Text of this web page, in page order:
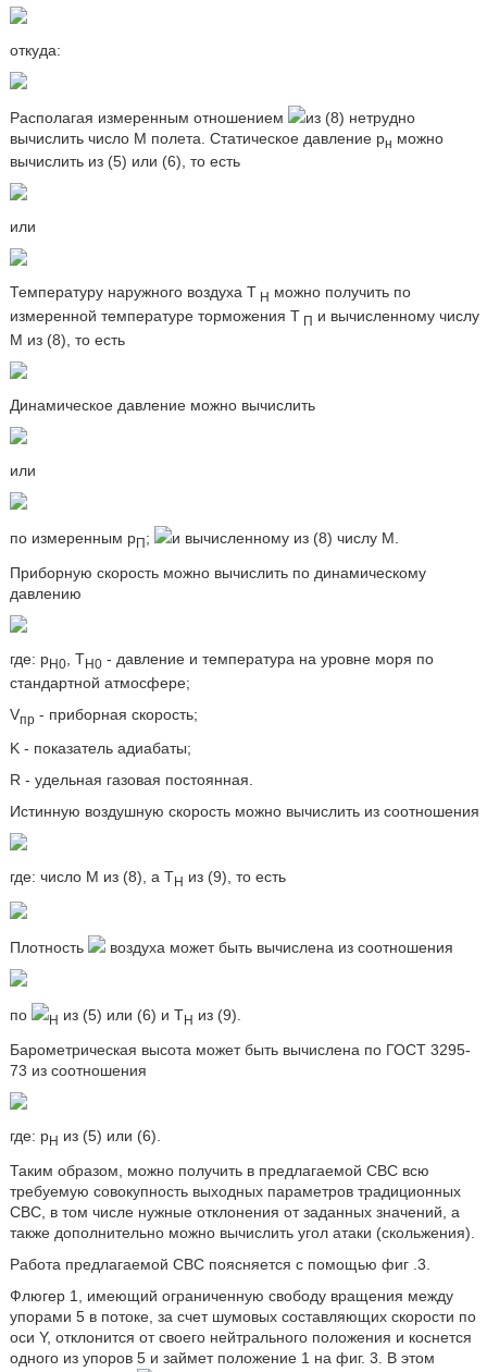
откуда:
Располагая измеренным отношением
из (8) нетрудно
вычислить число M полета. Статическое давление pн можно
вычислить из (5) или (6), то есть
или
Температуру наружного воздуха T Н можно получить по
измеренной температуре торможения T П и вычисленному числу
M из (8), то есть
Динамическое давление можно вычислить
или
по измеренным рП;
и вычисленному из (8) числу M.
Приборную скорость можно вычислить по динамическому
давлению
где: pН0, TН0- давление и температура на уровне моря по
стандартной атмосфере;
Vпр - приборная скорость;
K - показатель адиабаты;
R - удельная газовая постоянная.
Истинную воздушную скорость можно вычислить из соотношения
где: число M из (8), а TН из (9), то есть
Плотность воздуха может быть вычислена из соотношения
по Н из (5) или (6) и TН из (9).
Барометрическая высота может быть вычислена по ГОСТ 3295-
73 из соотношения
где: pН из (5) или (6).
Таким образом, можно получить в предлагаемой СВС всю
требуемую совокупность выходных параметров традиционных
СВС, в том числе нужные отклонения от заданных значений, а
также дополнительно можно вычислить угол атаки (скольжения).
Работа предлагаемой СВС поясняется с помощью фиг .3.
Флюгер 1, имеющий ограниченную свободу вращения между
упорами 5 в потоке, за счет шумовых составляющих скорости по
оси Y, отклонится от своего нейтрального положения и коснется
одного из упоров 5 и займет положение 1 на фиг. 3. В этом